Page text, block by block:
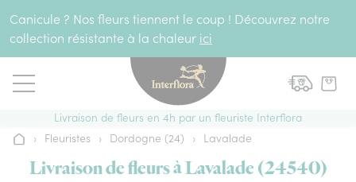
Canicule ? Nos fleurs tiennent le coup ! Découvrez notre
collection résistante à la chaleur ici
Livraison de fleurs en 4h par un fleuriste Interflora
Accueil
› Fleuristes › Dordogne (24) › Lavalade
Livraison de fleurs à Lavalade (24540)